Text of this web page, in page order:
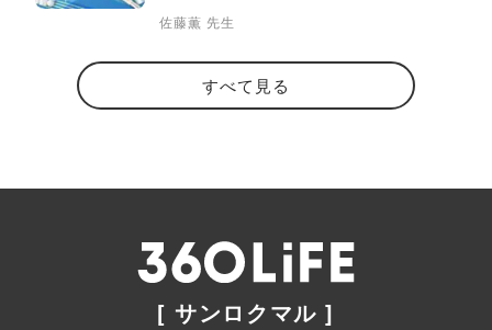
佐藤薫 先生
すべて見る
[ サンロクマル ]